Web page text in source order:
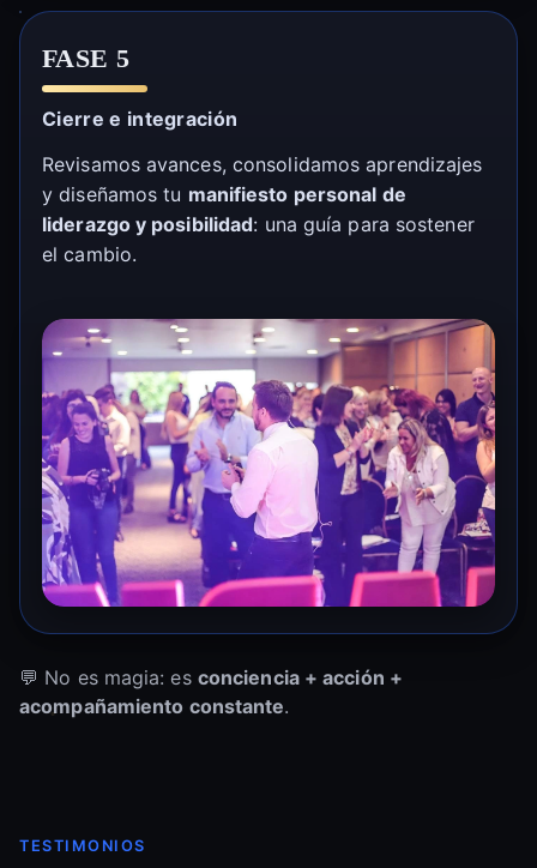
FASE 5
Cierre e integración
Revisamos avances, consolidamos aprendizajes
y diseñamos tu manifiesto personal de
liderazgo y posibilidad: una guía para sostener
el cambio.
💬 No es magia: es conciencia + acción +
acompañamiento constante.
TESTIMONIOS